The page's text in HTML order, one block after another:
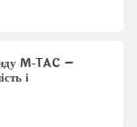
M‑TAC –
і